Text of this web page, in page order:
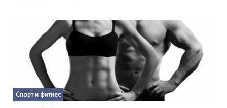
Спорт и фитнес